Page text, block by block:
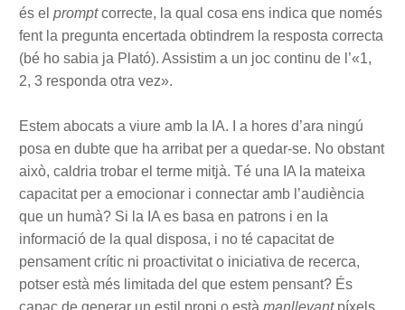
és el promptcorrecte, la qual cosa ens indica que només
fent la pregunta encertada obtindrem la resposta correcta
(bé ho sabia ja Plató). Assistim a un joc continu de l’«1,
2, 3 responda otra vez».
Estem abocats a viure amb la IA. I a hores d’ara ningú
posa en dubte que ha arribat per a quedar-se. No obstant
això, caldria trobar el terme mitjà. Té una IA la mateixa
capacitat per a emocionar i connectar amb l’audiència
que un humà? Si la IA es basa en patrons i en la
informació de la qual disposa, i no té capacitat de
pensament crític ni proactivitat o iniciativa de recerca,
potser està més limitada del que estem pensant? És